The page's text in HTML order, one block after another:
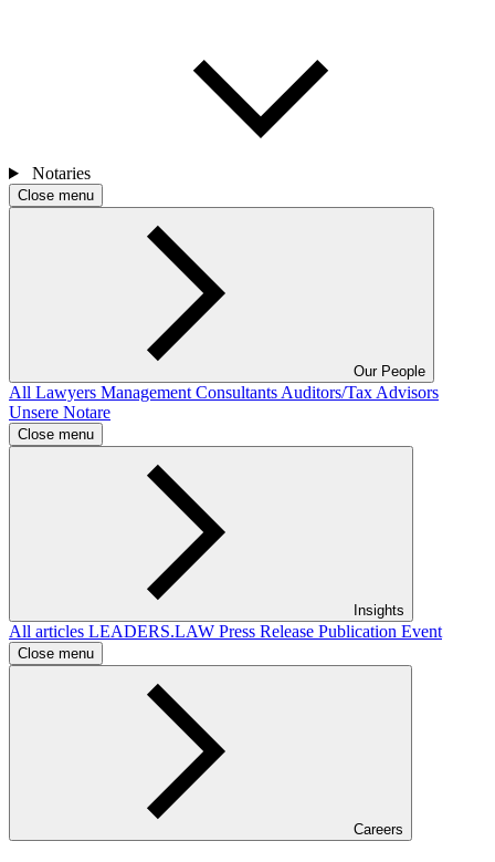
Notaries
Close menu
Our People
All Lawyers Management Consultants Auditors/Tax Advisors
Unsere Notare
Close menu
Insights
All articles LEADERS.LAW Press Release Publication Event
Close menu
Careers